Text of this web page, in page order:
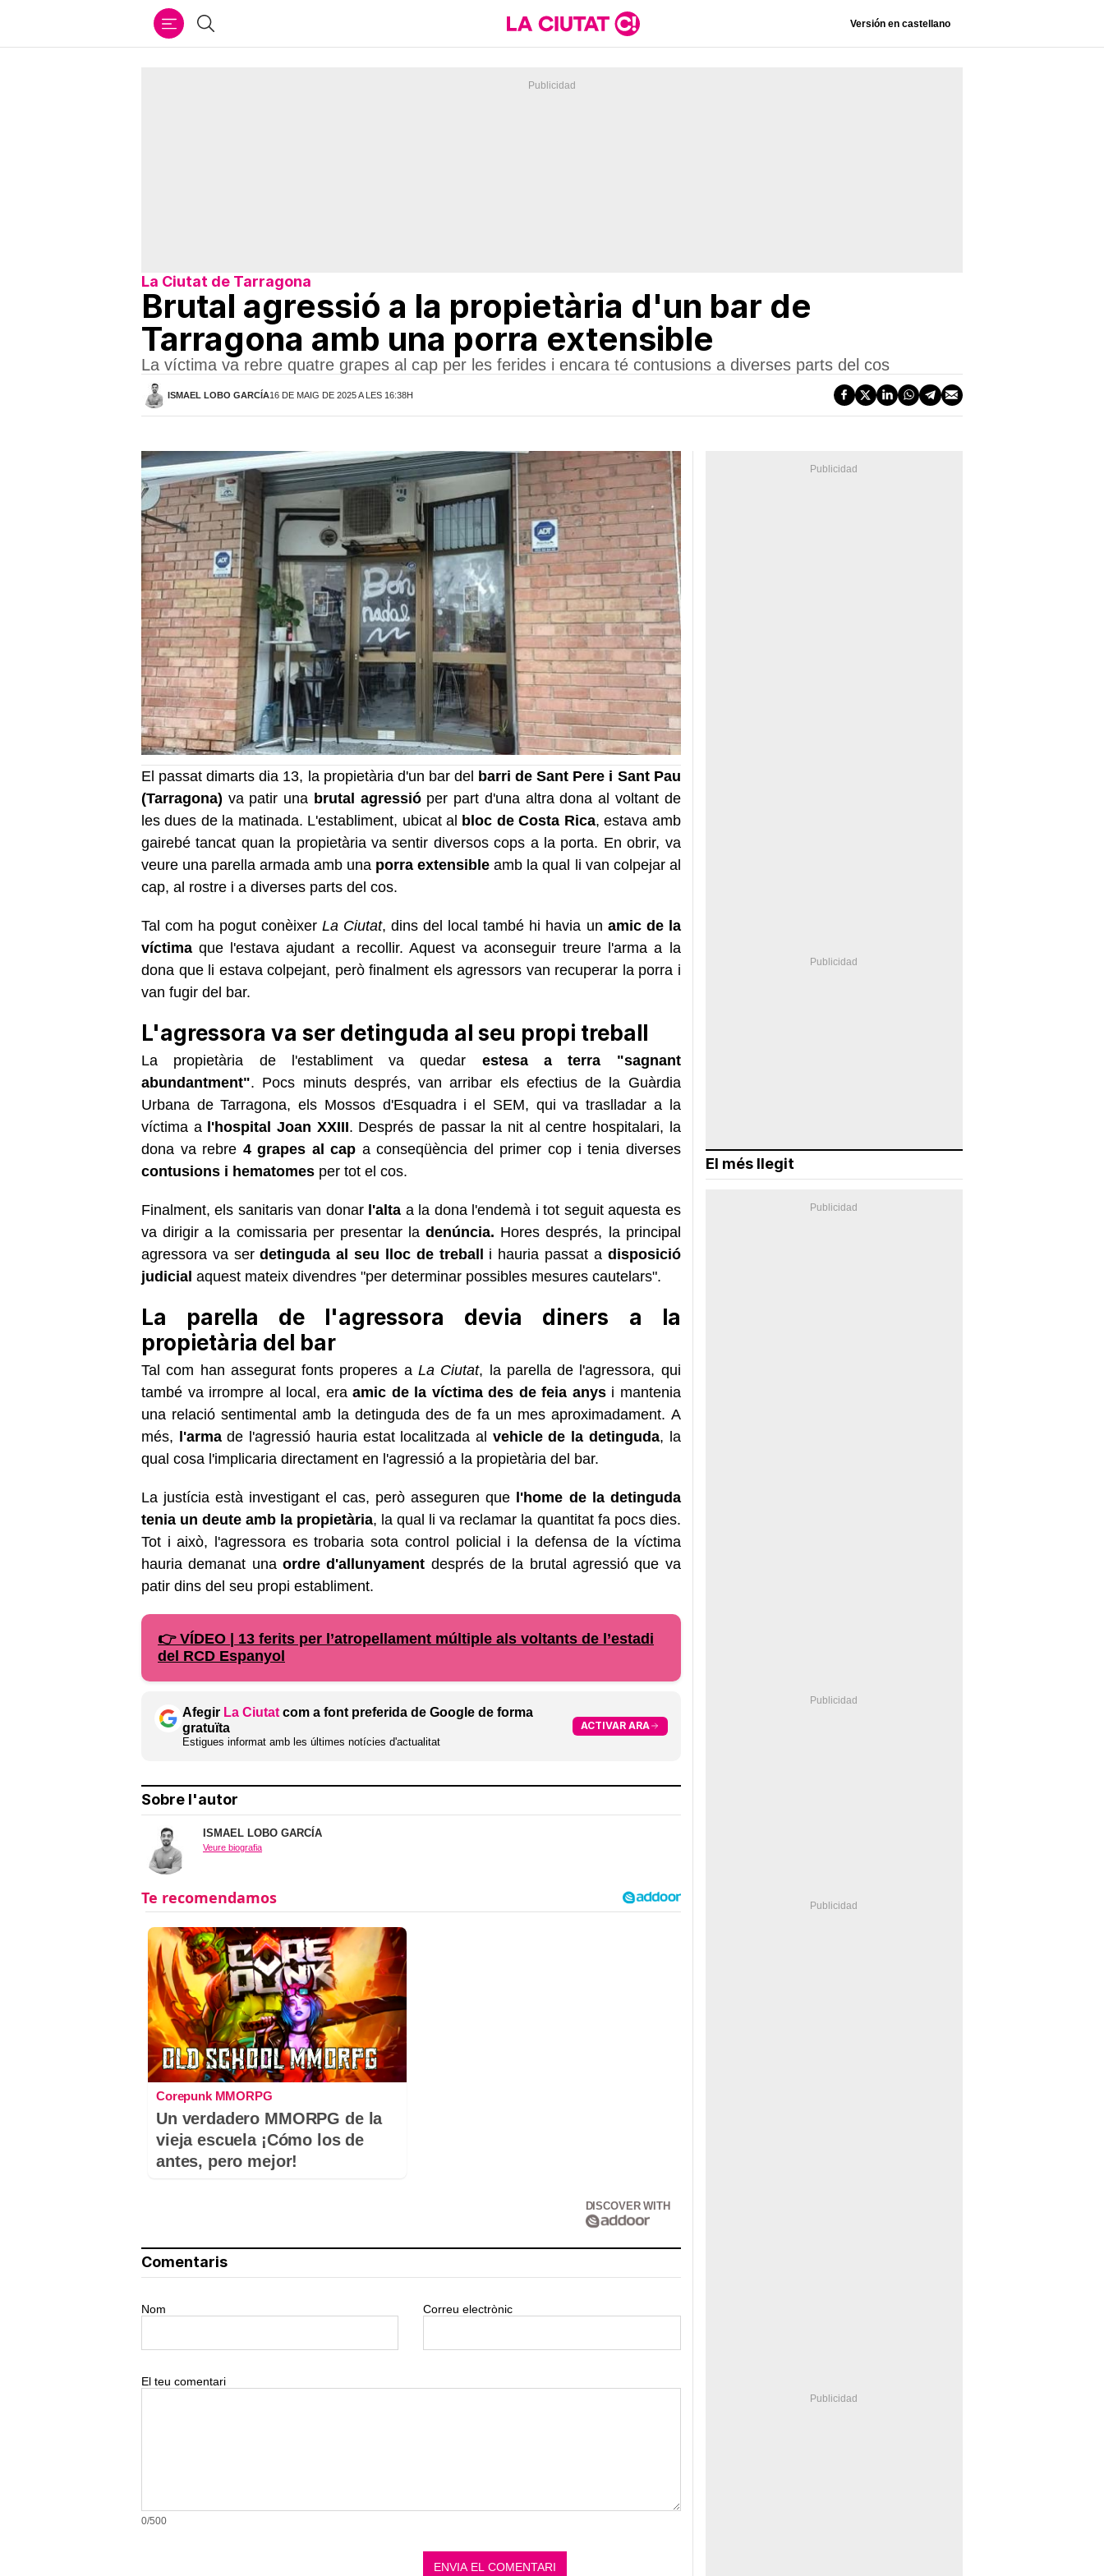
Cercar Versión en castellano
La Ciutat de Tarragona
Brutal agressió a la propietària d'un bar de
Tarragona amb una porra extensible
La víctima va rebre quatre grapes al cap per les ferides i encara té contusions a diverses parts del cos
ISMAEL LOBO GARCÍA16 DE MAIG DE 2025 A LES 16:38H
El passat dimarts dia 13, la propietària d'un bar del barri de Sant Pere i Sant Pau
(Tarragona) va patir una brutal agressióper part d'una altra dona al voltant de
les dues de la matinada. L'establiment, ubicat al bloc de Costa Rica, estava amb
gairebé tancat quan la propietària va sentir diversos cops a la porta. En obrir, va
veure una parella armada amb una porra extensible amb la qual li van colpejar al
cap, al rostre i a diverses parts del cos.
Tal com ha pogut conèixerLa Ciutat, dins del local també hi havia un amic de la
víctima que l'estava ajudant a recollir. Aquest va aconseguir treure l'arma a la
dona que li estava colpejant, però finalment els agressors van recuperar la porra i
van fugir del bar.
L'agressora va ser detinguda al seu propi treball
La propietària de l'establiment va quedar estesa a terra "sagnant
abundantment". Pocs minuts després, van arribar els efectius de la Guàrdia
Urbana de Tarragona, els Mossos d'Esquadra i el SEM, qui va traslladar a la
víctima a l'hospital Joan XXIII. Després de passar la nit al centre hospitalari, la
dona va rebre 4 grapes al cap a conseqüència del primer cop i tenia diverses
contusions i hematomes per tot el cos.
Finalment, els sanitaris van donar l'alta a la dona l'endemà i tot seguit aquesta es
va dirigir a la comissaria per presentar ladenúncia. Hores després, la principal
agressora va serdetinguda al seu lloc de treball i hauria passat a disposició
judicial aquest mateix divendres "per determinar possibles mesures cautelars".
La parella de l'agressora devia diners a la
propietària del bar
Tal com han assegurat fonts properes a La Ciutat, la parella de l'agressora, qui
també va irrompre al local, eraamic de la víctima des de feia anysi mantenia
una relació sentimental amb la detinguda des de fa un mes aproximadament. A
més, l'armade l'agressió hauria estat localitzada al vehicle de la detinguda, la
qual cosa l'implicaria directament en l'agressió a la propietària del bar.
La justícia està investigant el cas, però asseguren que l'home de la detinguda
tenia un deute amb la propietària, la qual li va reclamar la quantitat fa pocs dies.
Tot i això, l'agressora es trobaria sota control policial i la defensa de la víctima
hauria demanat unaordre d'allunyament després de la brutal agressió que va
patir dins del seu propi establiment.
👉 VÍDEO | 13 ferits per l’atropellament múltiple als voltants de l’estadi
del RCD Espanyol
Afegir La Ciutat com a font preferida de Google de forma
gratuïta
Estigues informat amb les últimes notícies d'actualitat
ACTIVAR ARA
Sobre l'autor
ISMAEL LOBO GARCÍA
Veure biografia
Corepunk MMORPG
Un verdadero MMORPG de la
vieja escuela ¡Cómo los de
antes, pero mejor!
DISCOVER WITH
Comentaris
Nom Correu electrònic
El teu comentari
0/500
El més llegit